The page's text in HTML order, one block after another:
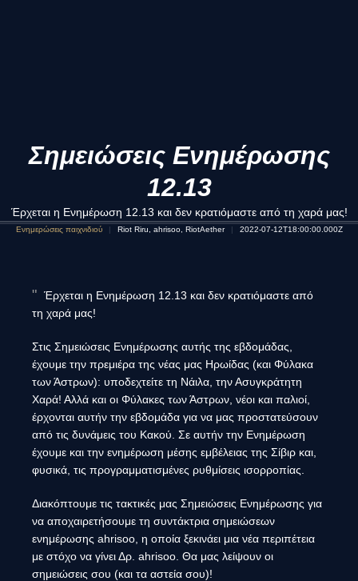
Σημειώσεις Ενημέρωσης
12.13
Έρχεται η Ενημέρωση 12.13 και δεν κρατιόμαστε από τη χαρά μας!
Ενημερώσεις παιχνιδιού Riot Riru, ahrisoo, RiotAether 2022-07-12T18:00:00.000Z
Έρχεται η Ενημέρωση 12.13 και δεν κρατιόμαστε από
τη χαρά μας!
Στις Σημειώσεις Ενημέρωσης αυτής της εβδομάδας,
έχουμε την πρεμιέρα της νέας μας Ηρωίδας (και Φύλακα
των Άστρων): υποδεχτείτε τη Νάιλα, την Ασυγκράτητη
Χαρά! Αλλά και οι Φύλακες των Άστρων, νέοι και παλιοί,
έρχονται αυτήν την εβδομάδα για να μας προστατεύσουν
από τις δυνάμεις του Κακού. Σε αυτήν την Ενημέρωση
έχουμε και την ενημέρωση μέσης εμβέλειας της Σίβιρ και,
φυσικά, τις προγραμματισμένες ρυθμίσεις ισορροπίας.
Διακόπτουμε τις τακτικές μας Σημειώσεις Ενημέρωσης για
να αποχαιρετήσουμε τη συντάκτρια σημειώσεων
ενημέρωσης ahrisoo, η οποία ξεκινάει μια νέα περιπέτεια
με στόχο να γίνει Δρ. ahrisoo. Θα μας λείψουν οι
σημειώσεις σου (και τα αστεία σου)!